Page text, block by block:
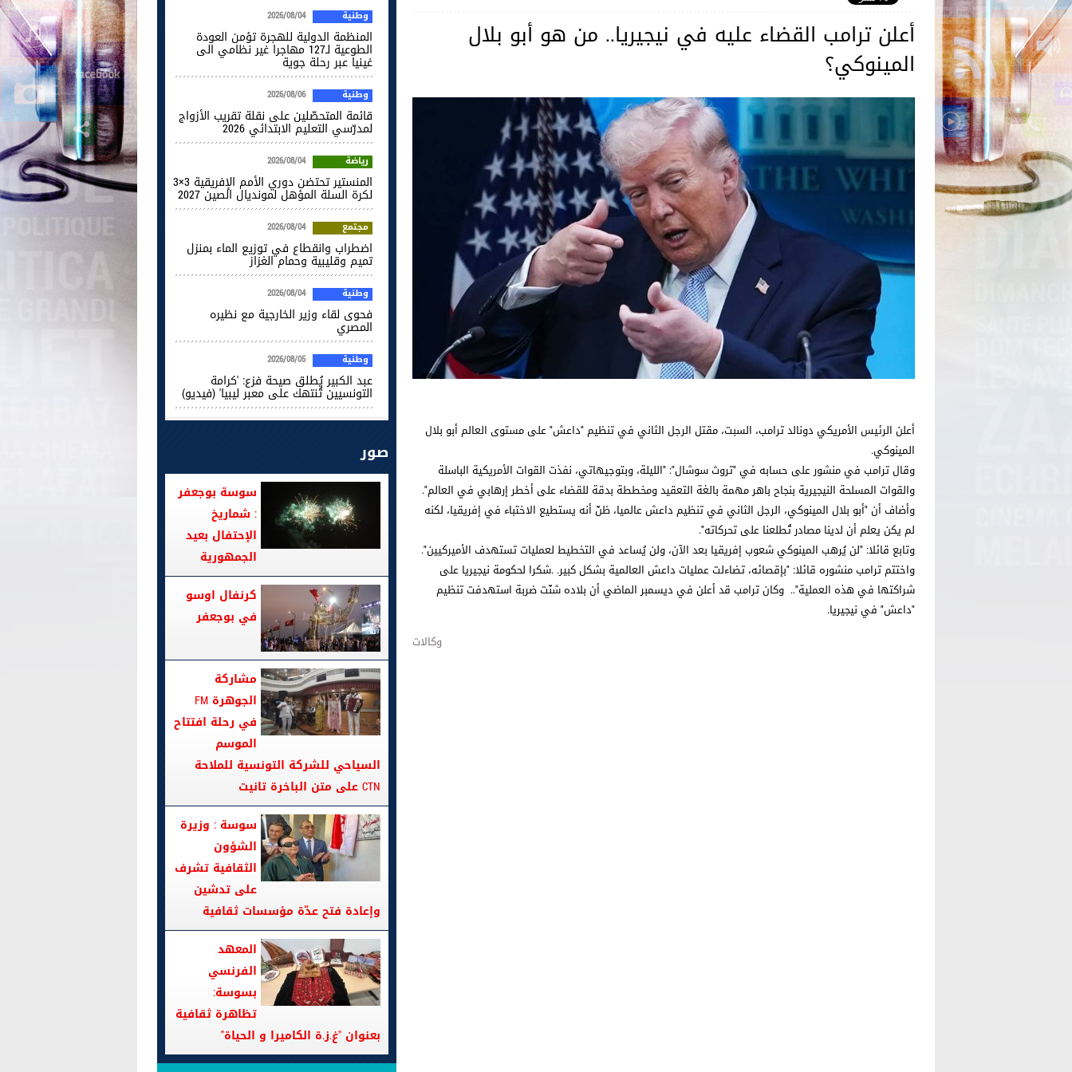
أعلن ترامب القضاء عليه في نيجيريا.. من هو أبو بلال
المينوكي؟
أعلن الرئيس الأمريكي دونالد ترامب، السبت، مقتل الرجل الثاني في تنظيم "داعش" على مستوى العالم أبو بلال
المينوكي.
وقال ترامب في منشور على حسابه في "تروث سوشال": "الليلة، وبتوجيهاتي، نفذت القوات الأمريكية الباسلة
والقوات المسلحة النيجيرية بنجاح باهر مهمة بالغة التعقيد ومخططة بدقة للقضاء على أخطر إرهابي في العالم".
وأضاف أن "أبو بلال المينوكي، الرجل الثاني في تنظيم داعش عالميا، ظنّ أنه يستطيع الاختباء في إفريقيا، لكنه
لم يكن يعلم أن لدينا مصادر تُطلعنا على تحركاته".
وتابع قائلا: "لن يُرهب المينوكي شعوب إفريقيا بعد الآن، ولن يُساعد في التخطيط لعمليات تستهدف الأميركيين".
واختتم ترامب منشوره قائلا: "بإقصائه، تضاءلت عمليات داعش العالمية بشكل كبير. .شكرا لحكومة نيجيريا على
شراكتها في هذه العملية".. وكان ترامب قد أعلن في ديسمبر الماضي أن بلاده شنّت ضربة استهدفت تنظيم
"داعش" في نيجيريا.
وكالات
وطنية 2026/08/04
المنظمة الدولية للهجرة تؤمن العودة
الطوعية لـ127 مهاجرا غير نظامي الى
غينيا عبر رحلة جوية
وطنية 2026/08/06
قائمة المتحصّلين على نقلة تقريب الأزواج
لمدرّسي التعليم الابتدائي 2026
رياضة 2026/08/04
المنستير تحتضن دوري الأمم الإفريقية 3×3
لكرة السلة المؤهل لمونديال الصين 2027
مجتمع 2026/08/04
اضطراب وانقطاع في توزيع الماء بمنزل
تميم وقليبية وحمام الغزاز
وطنية 2026/08/04
فحوى لقاء وزير الخارجية مع نظيره
المصري
وطنية 2026/08/05
عبد الكبير يُطلق صيحة فزع: 'كرامة
التونسيين تُنتهك على معبر ليبيا' (فيديو)
صور
سوسة بوجعفر
: شماريخ
الإحتفال بعيد
الجمهورية
كرنفال اوسو
في بوجعفر
مشاركة
الجوهرة FM
في رحلة افتتاح
الموسم
السياحي للشركة التونسية للملاحة
CTN على متن الباخرة تانيت
سوسة : وزيرة
الشؤون
الثقافية تشرف
على تدشين
وإعادة فتح عدّة مؤسسات ثقافية
المعهد
الفرنسي
بسوسة:
تظاهرة ثقافية
بعنوان "غ.ز.ة الكاميرا و الحياة"